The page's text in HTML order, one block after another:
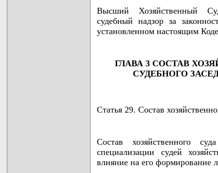
Высший Хозяйственный
судебный надзор за
установленном настоящим
ГЛАВА 3 СОСТАВ
СУДЕБНОГО
Статья 29. Состав
Состав хозяйственного
специализации судей
влияние на его формирование